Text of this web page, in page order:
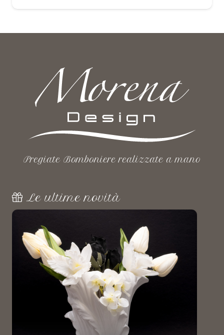
Pregiate Bomboniere realizzate a mano
Le ultime novità